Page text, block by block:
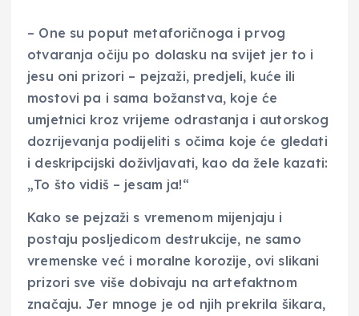
– One su poput metaforičnoga i prvog
otvaranja očiju po dolasku na svijet jer to i
jesu oni prizori – pejzaži, predjeli, kuće ili
mostovi pa i sama božanstva, koje će
umjetnici kroz vrijeme odrastanja i autorskog
dozrijevanja podijeliti s očima koje će gledati
i deskripcijski doživljavati, kao da žele kazati:
„To što vidiš – jesam ja!“
Kako se pejzaži s vremenom mijenjaju i
postaju posljedicom destrukcije, ne samo
vremenske već i moralne korozije, ovi slikani
prizori sve više dobivaju na artefaktnom
značaju. Jer mnoge je od njih prekrila šikara,